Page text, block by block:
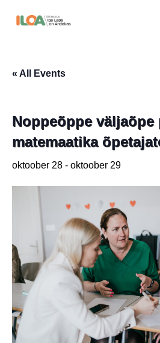
« All Events
Noppeõppe
matemaatika
oktoober 28 - oktoober 29